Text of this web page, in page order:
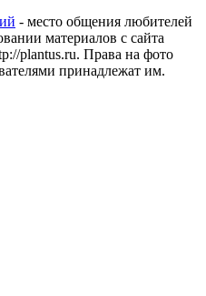
- место общения любителей
материалов с сайта
plantus.ru. Права на фото
принадлежат им.